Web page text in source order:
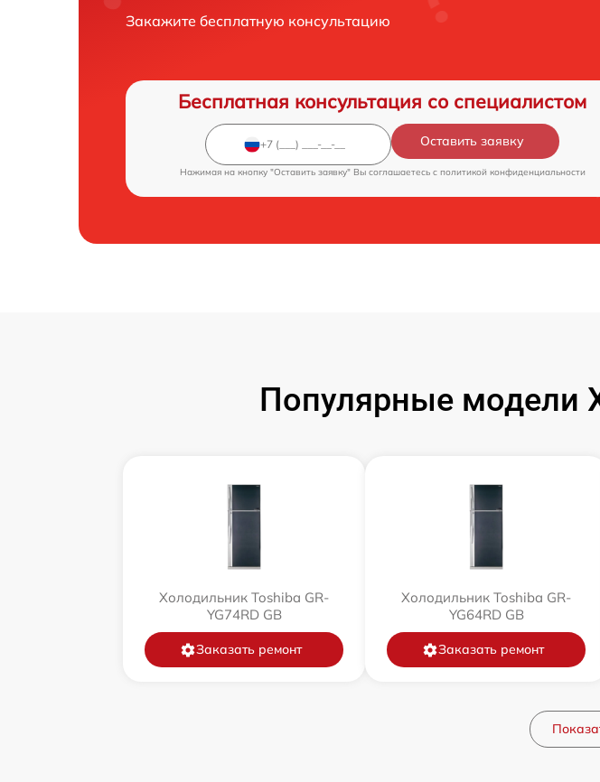
Закажите бесплатную консультацию
Бесплатная консультация со специалистом
Оставить заявку
Нажимая на кнопку "Оставить заявку" Вы соглашаетесь c политикой конфиденциальности
Популярные модели
Холодильник Toshiba GR-
YG74RD GB
Заказать ремонт
Холодильник Toshiba GR-
YG64RD GB
Заказать ремонт